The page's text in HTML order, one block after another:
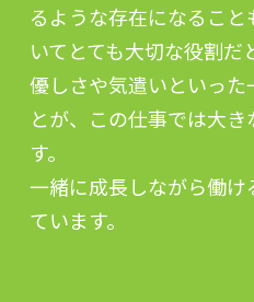
るような存在になるこ
いてとても大切な役割だ
優しさや気遣いといった
とが、この仕事では大き
す。
一緒に成長しながら働け
ています。